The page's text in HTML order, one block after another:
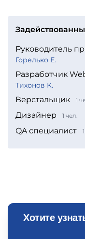
Руководитель
Горелько Е.
Разработчик
Тихонов К.
Верстальщик 1
Дизайнер 1 чел.
QA специалист
Хотите